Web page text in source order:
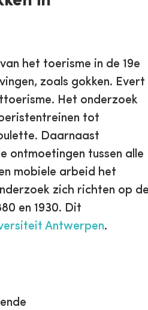
het toerisme in de 19e
zoals gokken. Evert
Het onderzoek
tot
Daarnaast
ontmoetingen tussen alle
mobiele arbeid het
zich richten op de
en 1930. Dit
Antwerpen.